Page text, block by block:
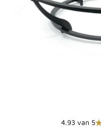
4.93 van 5